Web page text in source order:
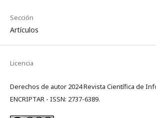
Sección
Artículos
Licencia
Derechos de autor 2024 Revista Científica de
ENCRIPTAR - ISSN: 2737-6389.